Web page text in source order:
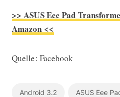
>> ASUS Eee Pad
Amazon <<
Quelle: Facebook
Android 3.2 ASUS Eee